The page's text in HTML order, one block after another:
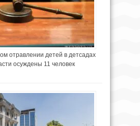
отравлении детей в детсадах
осуждены 11 человек